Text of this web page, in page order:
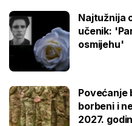
Najtužnija
učenik:
osmijehu'
Povećanje
borbeni i
2027.